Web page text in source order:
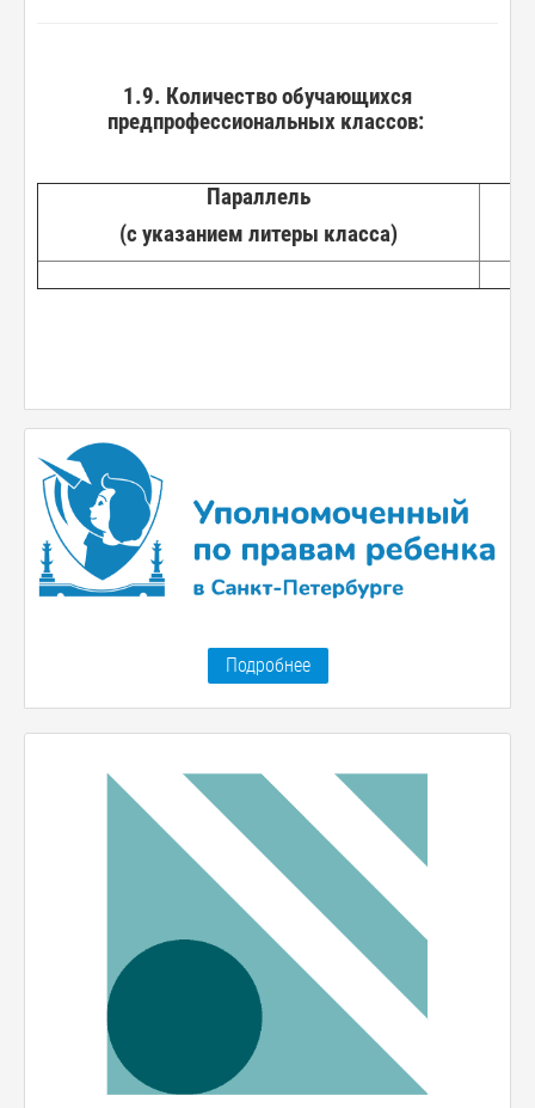
1.9. Количество обучающихся
предпрофессиональных классов:
Параллель
(с указанием литеры класса)
Подробнее